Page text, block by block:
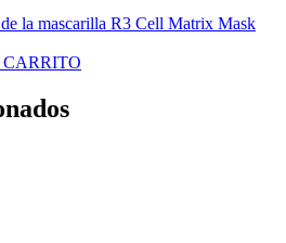
la mascarilla R3 Cell Matrix Mask